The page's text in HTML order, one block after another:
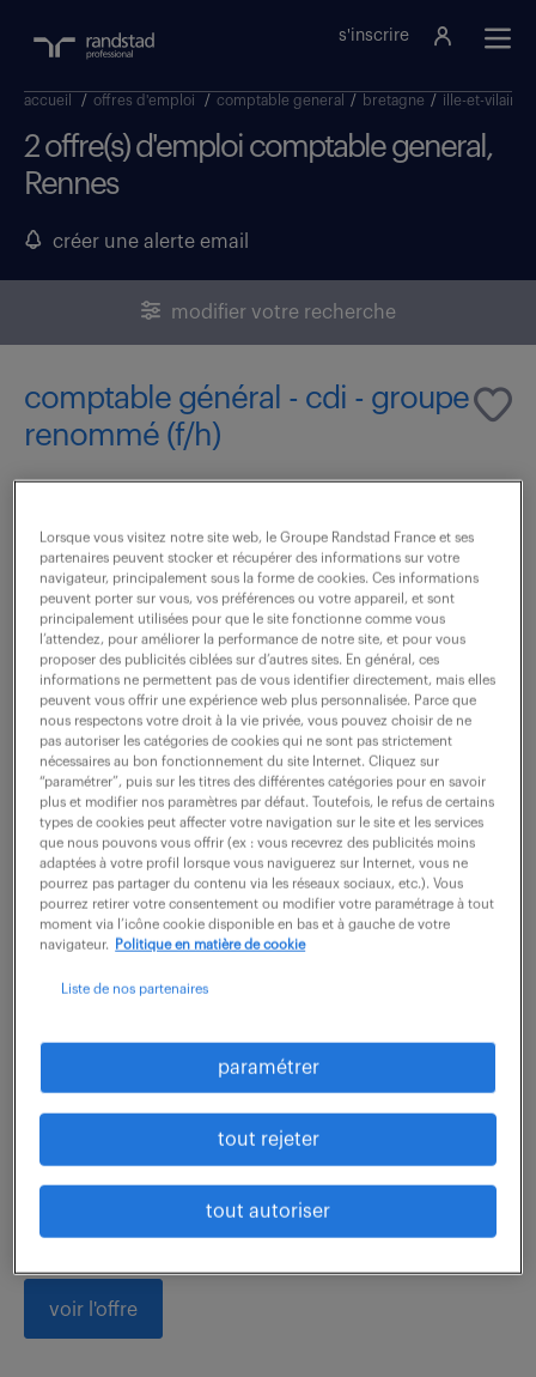
s'inscrire
accueil / offres d'emploi / comptable general / bretagne / ille-et-vilaine
2 offre(s) d'emploi comptable general,
Rennes
créer une alerte email
modifier votre recherche
comptable général - cdi - groupe
renommé (f/h)
Rennes (35)
CDI
30 000 - 38 000 € / an
Sous la responsabilité directe de la Responsable
Comptable (et du DAF), vous prenez une part active à
la tenue globale des comptes d'une société du
groupe. À cette occasion, vous avez pour...
voir l'offre
comptable général (f/h)
24 juillet 2026
32 000 - 35 000 € / an
Intégré(e) à l'équipe comptabilité de la Direction
Administrative et Financière, vous avez pour
principales missions : - Suivi de la comptabilité
voir l'offre
Lorsque vous visitez notre site web, le Groupe Randstad France et ses
partenaires peuvent stocker et récupérer des informations sur votre
navigateur, principalement sous la forme de cookies. Ces informations
peuvent porter sur vous, vos préférences ou votre appareil, et sont
principalement utilisées pour que le site fonctionne comme vous
l’attendez, pour améliorer la performance de notre site, et pour vous
proposer des publicités ciblées sur d’autres sites. En général, ces
informations ne permettent pas de vous identifier directement, mais elles
peuvent vous offrir une expérience web plus personnalisée. Parce que
nous respectons votre droit à la vie privée, vous pouvez choisir de ne
pas autoriser les catégories de cookies qui ne sont pas strictement
nécessaires au bon fonctionnement du site Internet. Cliquez sur
“paramétrer”, puis sur les titres des différentes catégories pour en savoir
plus et modifier nos paramètres par défaut. Toutefois, le refus de certains
types de cookies peut affecter votre navigation sur le site et les services
que nous pouvons vous offrir (ex : vous recevrez des publicités moins
adaptées à votre profil lorsque vous naviguerez sur Internet, vous ne
pourrez pas partager du contenu via les réseaux sociaux, etc.). Vous
pourrez retirer votre consentement ou modifier votre paramétrage à tout
moment via l’icône cookie disponible en bas et à gauche de votre
navigateur.
Politique en matière de cookie
Liste de nos partenaires
paramétrer
tout rejeter
tout autoriser